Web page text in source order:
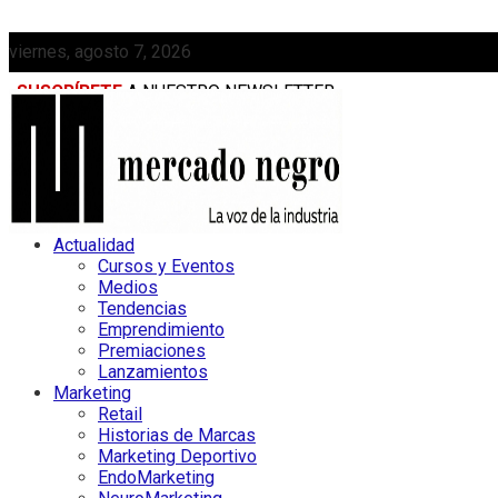
viernes, agosto 7, 2026
SUSCRÍBETE A NUESTRO NEWSLETTER
MEDIAKIT
Actualidad
Cursos y Eventos
Medios
Tendencias
Emprendimiento
Premiaciones
Lanzamientos
Marketing
Retail
Historias de Marcas
Marketing Deportivo
EndoMarketing